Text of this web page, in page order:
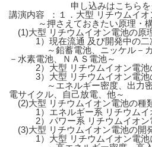
申し込みはこちらを
講演内容 ：１．大型 リチウムイオ
～押さえておきたい原理・構
(1)大型 リチウムイオン電池の原
1）現在流通 及び開発中の二
～鉛蓄電池、ニッケル－カ
－水素電池、ＮＡＳ電池～
2）大型 リチウムイオン電池
3）大型 リチウムイオン電池
～エネルギー密度、出力密
電サイクル、自己放電、他～
(2)大型 リチウムイオン電池の種
1）エネルギー系 リチウムイ
2）パワー系 リチウムイオン
(3)大型 リチウムイオン電池の開
1）大型 リチウムイオン電池